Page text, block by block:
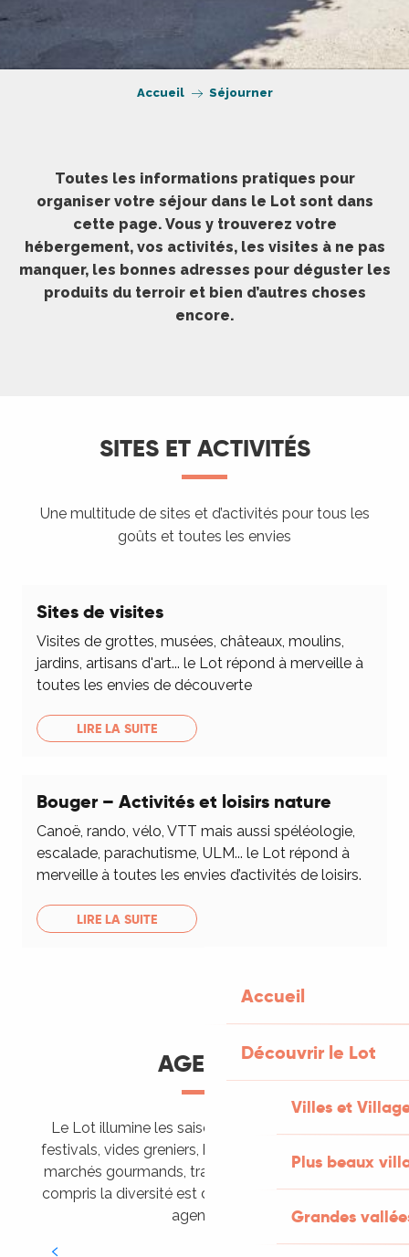
Accueil
Découvrir le Lot
Villes et
Plus beaux
Grandes
Accueil Séjourner
Toutes les informations pratiques pour
organiser votre séjour dans le Lot sont dans
cette page. Vous y trouverez votre
hébergement, vos activités, les visites à ne pas
manquer, les bonnes adresses pour déguster les
produits du terroir et bien d’autres choses
encore.
SITES ET ACTIVITÉS
Une multitude de sites et d’activités pour tous les
goûts et toutes les envies
Sites de visites
Visites de grottes, musées, châteaux, moulins,
jardins, artisans d'art... le Lot répond à merveille à
toutes les envies de découverte
LIRE LA SUITE
Bouger – Activités et loisirs nature
Canoë, rando, vélo, VTT mais aussi spéléologie,
escalade, parachutisme, ULM... le Lot répond à
merveille à toutes les envies d’activités de loisirs.
LIRE LA SUITE
AGENDA
Le Lot illumine les saisons de ses animations :
festivals, vides greniers, brocantes, fêtes votives,
marchés gourmands, trails sportifs… Vous l’aurez
compris la diversité est de mise, alors tous à vos
agendas !